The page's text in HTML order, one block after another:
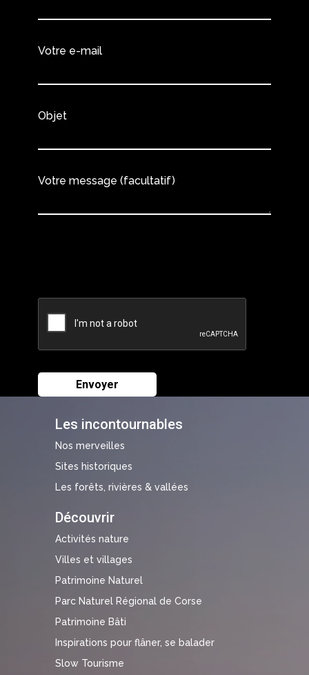
Les incontournables
Nos merveilles
Sites historiques
Les forêts, rivières & vallées
Découvrir
Activités nature
Villes et villages
Patrimoine Naturel
Parc Naturel Régional de Corse
Patrimoine Bâti
Inspirations pour flâner, se balader
Slow Tourisme
Votre e-mail
Objet
Votre message (facultatif)